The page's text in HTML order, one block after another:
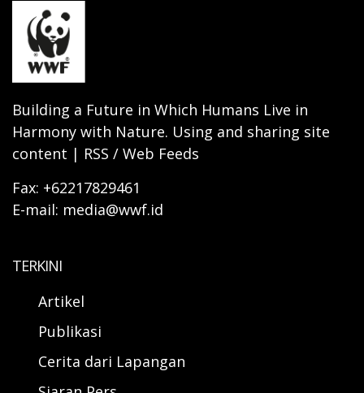
Building a Future in Which Humans Live in
Harmony with Nature. Using and sharing site
content | RSS / Web Feeds
Fax: +62217829461
E-mail: media@wwf.id
TERKINI
Artikel
Publikasi
Cerita dari Lapangan